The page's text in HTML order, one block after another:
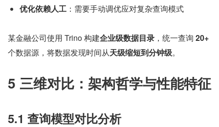
优化依赖人工 ：需要手动调优应对复杂查询模式
某金融公司使用 Trino 构建企业级数据目录 ，统一查询 20+
个数据源，将数据发现时间从天级缩短到分钟级。
5 三维对比：架构哲学与性能特征
5.1 查询模型对比分析